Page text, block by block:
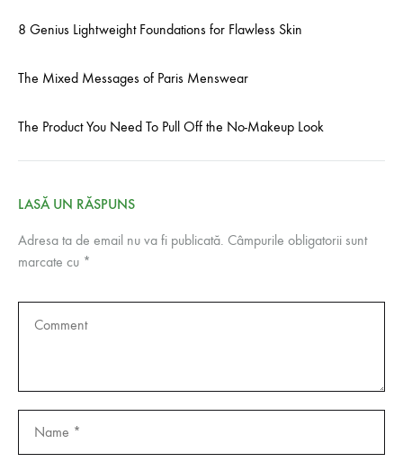
8 Genius Lightweight Foundations for Flawless Skin
The Mixed Messages of Paris Menswear
The Product You Need To Pull Off the No-Makeup Look
LASĂ UN RĂSPUNS
Adresa ta de email nu va fi publicată. Câmpurile obligatorii sunt
marcate cu *